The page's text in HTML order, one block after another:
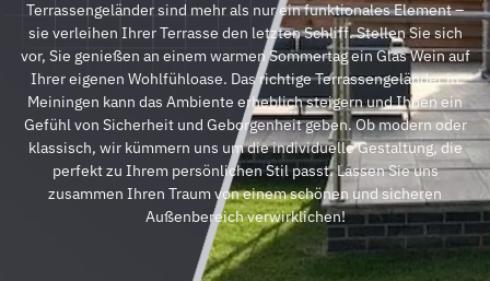
Terrassengeländer sind mehr als nur ein funktionales Element –
sie verleihen Ihrer Terrasse den letzten Schliff. Stellen Sie sich
vor, Sie genießen an einem warmen Sommertag ein Glas Wein auf
Ihrer eigenen Wohlfühloase. Das richtige Terrassengeländer in
Meiningen kann das Ambiente erheblich steigern und Ihnen ein
Gefühl von Sicherheit und Geborgenheit geben. Ob modern oder
klassisch, wir kümmern uns um die individuelle Gestaltung, die
perfekt zu Ihrem persönlichen Stil passt. Lassen Sie uns
zusammen Ihren Traum von einem schönen und sicheren
Außenbereich verwirklichen!